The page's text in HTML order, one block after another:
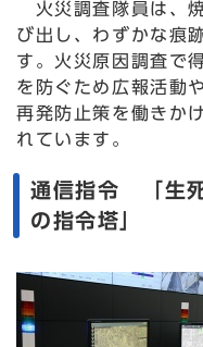
火災調査隊員は、
び出し、わずかな痕
す。火災原因調査で
を防ぐため広報活動
再発防止策を働きか
れています。
通信指令 「生
の指令塔」